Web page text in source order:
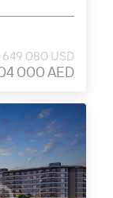
649 080 USD
000 AED